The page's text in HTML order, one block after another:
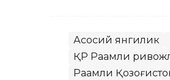
Асосий янгилик
ҚР Рақамли
Рақамли